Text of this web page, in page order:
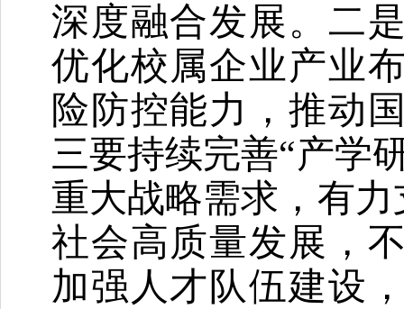
深度融合发展。二
优化校属企业产业
险防控能力，推动
三要持续完善“产学
重大战略需求，有
社会高质量发展，
加强人才队伍建设